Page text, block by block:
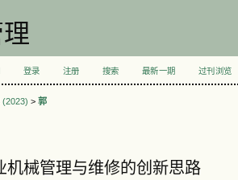
登录 注册 搜索 最新一期 过刊浏览
(2023) >郭
机械管理与维修的创新思路